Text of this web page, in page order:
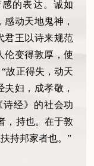
的表达。诚如
感动天地鬼神，
君王以诗来规范
伦变得敦厚，使
故正得失，动天
妇，成孝敬，
诗经》的社会功
，持也。在于敦
持邦家者也。”